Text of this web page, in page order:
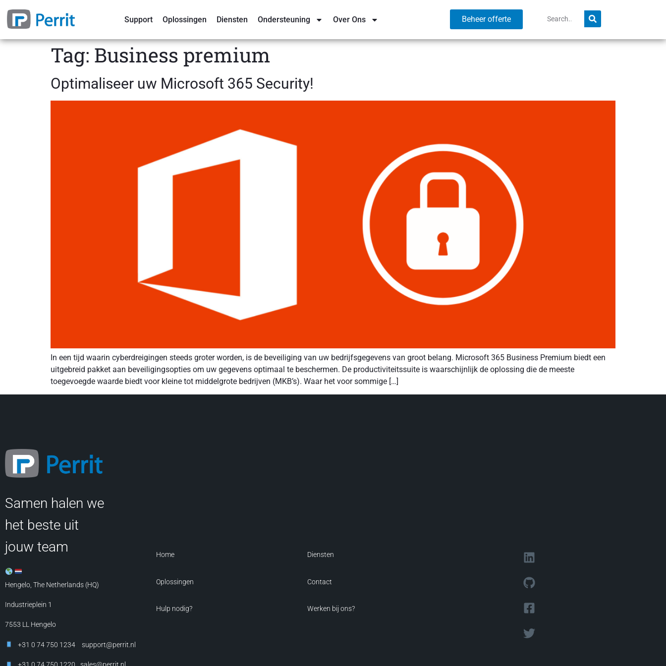
Support Oplossingen Diensten Ondersteuning Over Ons Beheer offerte
Tag: Business premium
Optimaliseer uw Microsoft 365 Security!
In een tijd waarin cyberdreigingen steeds groter worden, is de beveiliging van uw bedrijfsgegevens van groot belang. Microsoft 365 Business Premium biedt een
uitgebreid pakket aan beveiligingsopties om uw gegevens optimaal te beschermen. De productiviteitssuite is waarschijnlijk de oplossing die de meeste
toegevoegde waarde biedt voor kleine tot middelgrote bedrijven (MKB’s). Waar het voor sommige […]
Samen halen we
het beste uit
jouw team
Hengelo, The Netherlands (HQ)
Industrieplein 1
7553 LL Hengelo
+31 0 74 750 1234 support@perrit.nl
Home
Oplossingen
Hulp nodig?
Diensten
Contact
Werken bij ons?